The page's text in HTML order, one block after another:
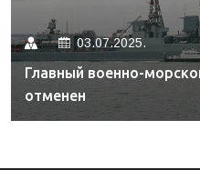
03.07.2025.
Главный военно-
отменен